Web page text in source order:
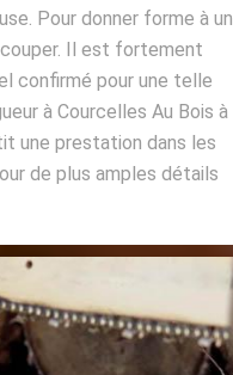
Pour donner forme à un
couper. Il est fortement
confirmé pour une telle
à Courcelles Au Bois à
une prestation dans les
de plus amples détails